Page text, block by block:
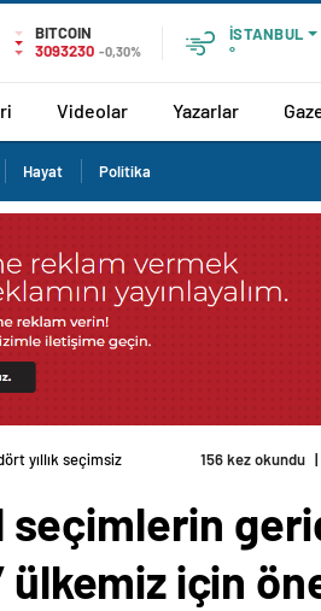
BITCOIN
3093230 -0,30%
İSTANBUL
°
Videolar Yazarlar
Hayat Politika
yıllık seçimsiz
156 kez okundu |
seçimlerin
ülkemiz için